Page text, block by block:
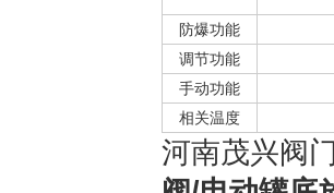
防爆功能
调节功能
手动功能
相关温度
河南茂兴阀